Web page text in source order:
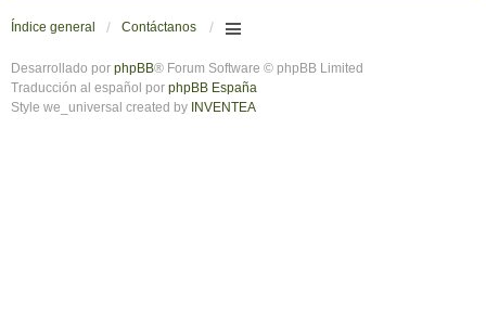
Índice general Contáctanos
Desarrollado por phpBB® Forum Software © phpBB Limited
Traducción al español por phpBB España
Style we_universal created by INVENTEA